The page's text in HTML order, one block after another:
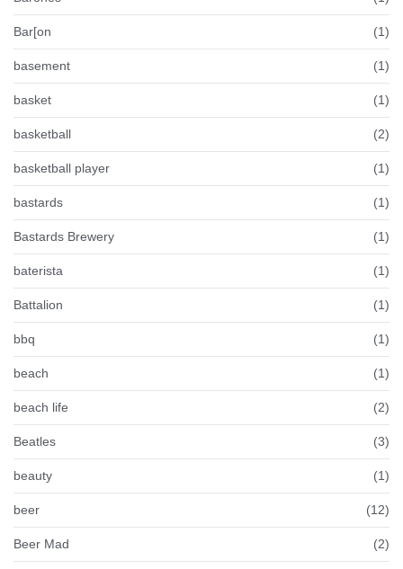
Bar[on (1)
basement (1)
basket (1)
basketball (2)
basketball player (1)
bastards (1)
Bastards Brewery (1)
baterista (1)
Battalion (1)
bbq (1)
beach (1)
beach life (2)
Beatles (3)
beauty (1)
beer (12)
Beer Mad (2)